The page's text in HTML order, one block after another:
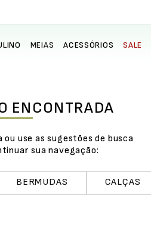
MEIAS ACESSÓRIOS SALE
ENCONTRADA
ou use as sugestões de busca
sua navegação:
BERMUDAS CALÇAS